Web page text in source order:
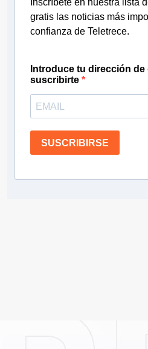
Inscríbete en nuestra lista
gratis las noticias más
confianza de Teletrece.
Introduce tu dirección de
suscribirte
SUSCRIBIRSE